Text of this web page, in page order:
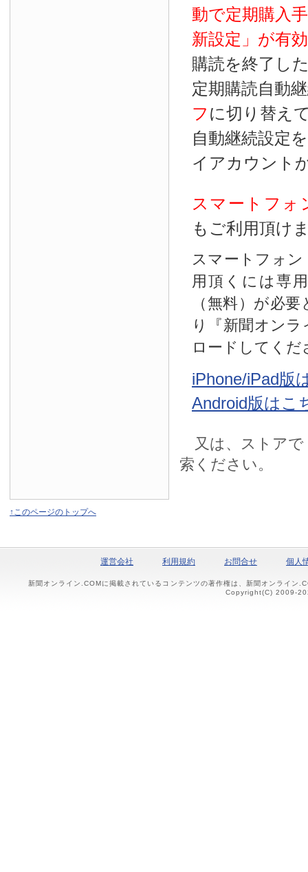
動で定期購入
新設定」が有効
購読を終了し
定期購読自動
フ に切り替え
自動継続設定
イアカウント
スマートフォ
もご利用頂け
スマートフォ
用頂くには専
（無料）が必
り『新聞オン
ロードしてくだ
iPhone/iPad版
Android版はこ
又は、ストアで
索ください。
↑このページのトップへ
運営会社 利用規約 お問合せ 個人
新聞オンライン.COMに掲載されているコンテンツの著作権は、新聞オンライン
Copyright(C) 2009-